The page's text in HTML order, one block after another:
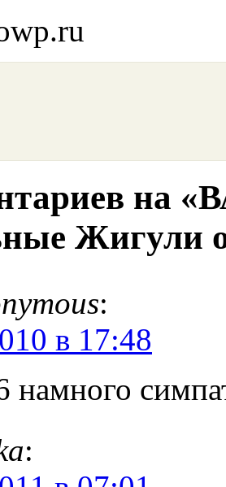
на
Жигули
:
в 17:48
намного
: